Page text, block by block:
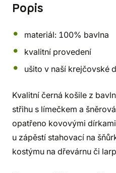
Popis
materiál: 100% bavlna
kvalitní provedení
ušito v naší krejčovské
Kvalitní černá košile z
střihu s límečkem a
opatřeno kovovými
u zápěstí stahovací na
kostýmu na dřevárnu či